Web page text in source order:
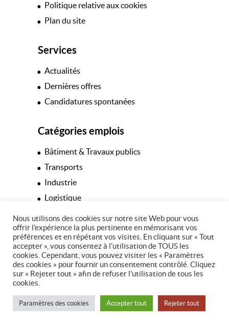
Nous utilisons des cookies sur notre site Web pour vous
offrir l'expérience la plus pertinente en mémorisant vos
préférences et en répétant vos visites. En cliquant sur « Tout
accepter », vous consentez à l'utilisation de TOUS les
cookies. Cependant, vous pouvez visiter les « Paramètres
des cookies » pour fournir un consentement contrôlé. Cliquez
sur « Rejeter tout » afin de refuser l'utilisation de tous les
cookies.
Paramètres des cookies Accepter tout Rejeter tout
Politique relative aux cookies
Plan du site
Services
Actualités
Dernières offres
Candidatures spontanées
Catégories emplois
Bâtiment & Travaux publics
Transports
Industrie
Logistique
Espaces verts
Tertiaire
© Copyright 2026 - 37 Intérim